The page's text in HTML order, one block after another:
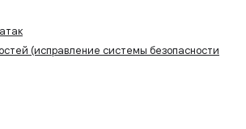
(исправление системы безопасности